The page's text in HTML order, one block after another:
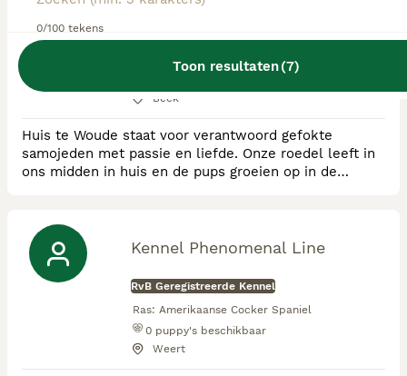
0/100 tekens
Toon resultaten(7)
Samojeed
Beek
Huis te Woude staat voor verantwoord gefokte
samojeden met passie en liefde. Onze roedel leeft in
ons midden in huis en de pups groeien op in de
oogafwijkingen en Heupdysplasie. Wij werken met
diverse Internationale bloedlijnen om zo de diversiteit
binnen het ras te behouden. O.a. Canada, Amerika, Ijsl
Kennel Phenomenal Line
RvB Geregistreerde Kennel
Ras: Amerikaanse Cocker Spaniel
0 puppy's beschikbaar
Weert